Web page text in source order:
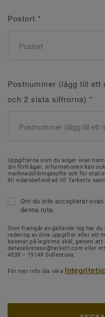
Postort *
Postnummer (lägg till ett
och 2 sista siffrorna) *
Uppgifterna som du anger ovan
din förfrågan. Informationen kan
marknadsföringssyfte och för
bli vidarebefordrad till Tarketts
Om du inte accepterar
denna ruta.
Som framgår av gällande lag har
radering av dina uppgifter eller att
baserat på legitima skäl, genom att
datasekretess@tarkett.com eller
4538 – 19149 Sollentuna.
För mer info läs våra